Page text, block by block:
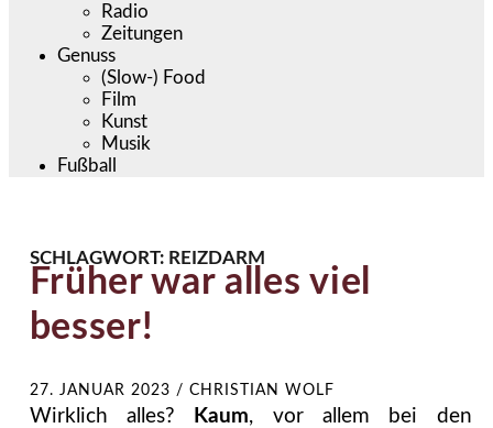
Radio
Zeitungen
Genuss
(Slow-) Food
Film
Kunst
Musik
Fußball
SCHLAGWORT: REIZDARM
Früher war alles viel
besser!
27. JANUAR 2023 / CHRISTIAN WOLF
Wirklich alles? Kaum, vor allem bei den